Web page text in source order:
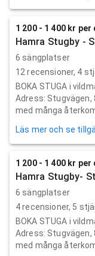
1 200 - 1 400 kr per
Hamra Stugby -
6 sängplatser
12 recensioner, 4
BOKA STUGA i
Adress: Stugvägen,
med många
Läs mer och se
1 200 - 1 400 kr per
Hamra Stugby-
6 sängplatser
4recensioner, 5
BOKA STUGA i
Adress: Stugvägen,
med många